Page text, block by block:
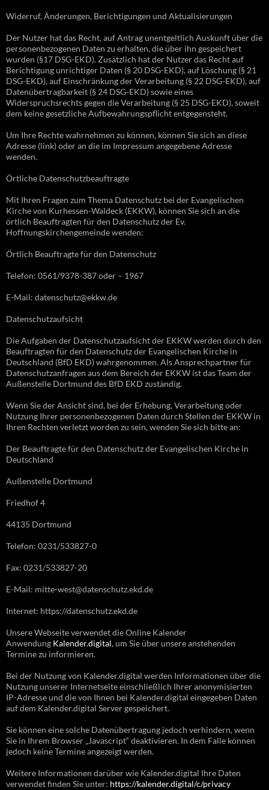
Widerruf, Änderungen, Berichtigungen und Aktualisierungen
Der Nutzer hat das Recht, auf Antrag unentgeltlich Auskunft über die
personenbezogenen Daten zu erhalten, die über ihn gespeichert
wurden (§17 DSG-EKD). Zusätzlich hat der Nutzer das Recht auf
Berichtigung unrichtiger Daten (§ 20 DSG-EKD), auf Löschung (§ 21
DSG-EKD), auf Einschränkung der Verarbeitung (§ 22 DSG-EKD), auf
Datenübertragbarkeit (§ 24 DSG-EKD) sowie eines
Widerspruchsrechts gegen die Verarbeitung (§ 25 DSG-EKD), soweit
dem keine gesetzliche Aufbewahrungspflicht entgegensteht.
Um Ihre Rechte wahrnehmen zu können, können Sie sich an diese
Adresse (link) oder an die im Impressum angegebene Adresse
wenden.
Örtliche Datenschutzbeauftragte
Mit Ihren Fragen zum Thema Datenschutz bei der Evangelischen
Kirche von Kurhessen-Waldeck (EKKW), können Sie sich an die
örtlich Beauftragten für den Datenschutz der Ev.
Hoffnungskirchengemeinde wenden:
Örtlich Beauftragte für den Datenschutz
Telefon: 0561/9378-387 oder – 1967
E-Mail: datenschutz@ekkw.de
Datenschutzaufsicht
Die Aufgaben der Datenschutzaufsicht der EKKW werden durch den
Beauftragten für den Datenschutz der Evangelischen Kirche in
Deutschland (BfD EKD) wahrgenommen. Als Ansprechpartner für
Datenschutzanfragen aus dem Bereich der EKKW ist das Team der
Außenstelle Dortmund des BfD EKD zuständig.
Wenn Sie der Ansicht sind, bei der Erhebung, Verarbeitung oder
Nutzung Ihrer personenbezogenen Daten durch Stellen der EKKW in
Ihren Rechten verletzt worden zu sein, wenden Sie sich bitte an:
Der Beauftragte für den Datenschutz der Evangelischen Kirche in
Deutschland
Außenstelle Dortmund
Friedhof 4
44135 Dortmund
Telefon: 0231/533827-0
Fax: 0231/533827-20
E-Mail: mitte-west@datenschutz.ekd.de
Internet: https://datenschutz.ekd.de
Unsere Webseite verwendet die Online Kalender
Anwendung Kalender.digital, um Sie über unsere anstehenden
Termine zu informieren.
Bei der Nutzung von Kalender.digital werden Informationen über die
Nutzung unserer Internetseite einschließlich Ihrer anonymisierten
IP-Adresse und die von Ihnen bei Kalender.digital eingegeben Daten
auf dem Kalender.digital Server gespeichert.
Sie können eine solche Datenübertragung jedoch verhindern, wenn
Sie in Ihrem Browser „Javascript“ deaktivieren. In dem Falle können
jedoch keine Termine angezeigt werden.
Weitere Informationen darüber wie Kalender.digital Ihre Daten
verwendet finden Sie unter: https://kalender.digital/c/privacy